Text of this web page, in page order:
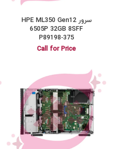
سرور HPE ML350 Gen12
6505P 32GB 8SFF
P89198‑375
Call for Price